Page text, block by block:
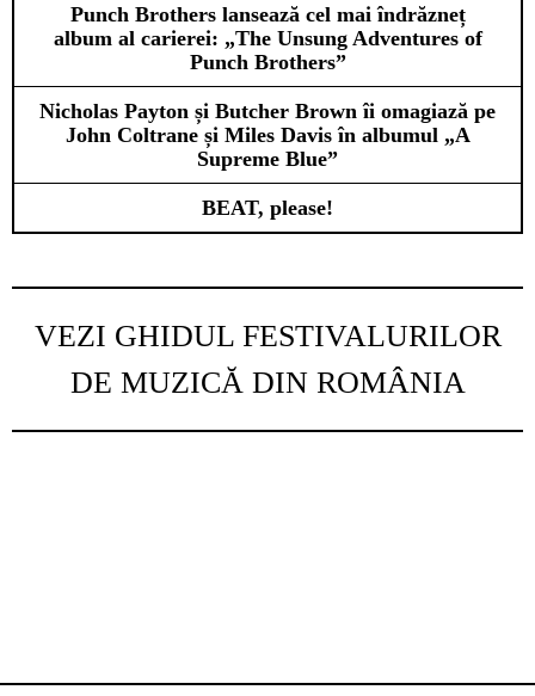
Punch Brothers lansează cel mai îndrăzneț
album al carierei: „The Unsung Adventures of
Punch Brothers”
Nicholas Payton și Butcher Brown îi omagiază pe
John Coltrane și Miles Davis în albumul „A
Supreme Blue”
BEAT, please!
VEZI GHIDUL FESTIVALURILOR
DE MUZICĂ DIN ROMÂNIA